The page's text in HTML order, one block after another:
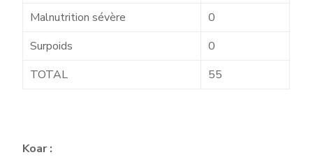
Malnutrition sévère
0
Surpoids
0
TOTAL
55
Koar :